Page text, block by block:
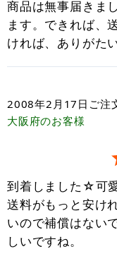
商品は無事届きま
ます。できれば、
ければ、ありがた
2008年2月17日 ご注
大阪府のお客様
到着しました☆可
送料がもっと安け
いので補償はない
しいですね。